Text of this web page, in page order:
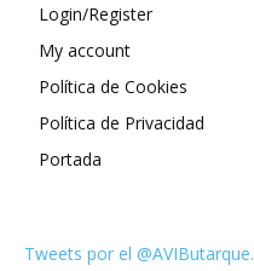
Login/Register
My account
Política de Cookies
Política de Privacidad
Portada
Tweets por el @AVIButarque.